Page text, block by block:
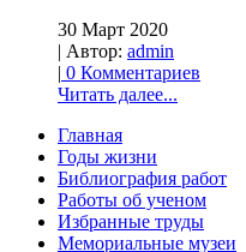
30 Март 2020
| Автор: admin
| 0 Комментариев
Читать далее...
Главная
Годы жизни
Библиография работ
Работы об ученом
Избранные труды
Мемориальные музеи